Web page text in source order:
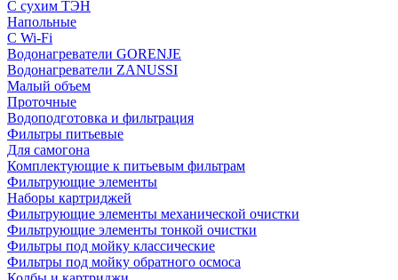
С сухим ТЭН
Напольные
С Wi-Fi
Водонагреватели GORENJE
Водонагреватели ZANUSSI
Малый объем
Проточные
Водоподготовка и фильтрация
Фильтры питьевые
Для самогона
Комплектующие к питьевым фильтрам
Фильтрующие элементы
Наборы картриджей
Фильтрующие элементы механической очистки
Фильтрующие элементы тонкой очистки
Фильтры под мойку классические
Фильтры под мойку обратного осмоса